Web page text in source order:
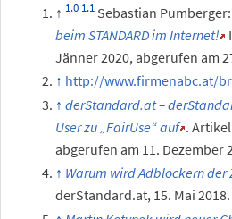
Sebastian
beim STANDARD im Internet!
Jänner 2020, abgerufen am
http://www.firmenabc.at/
derStandard.at –
User zu „FairUse“ auf .
abgerufen am 11. Dezember
Warum wird Adblockern der
derStandard.at, 15. Mai 2018.